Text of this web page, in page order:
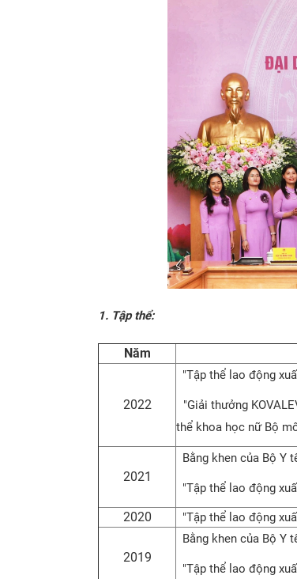
1. Tập thể:
Năm
2022
"Tập thể lao động
"Giải thưởng
thể khoa học nữ Bộ
2021
Bằng khen của Bộ Y
"Tập thể lao động
2020 "Tập thể lao động
2019
Bằng khen của Bộ Y
"Tập thể lao động